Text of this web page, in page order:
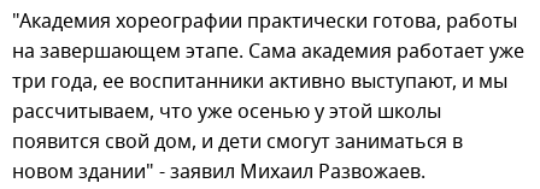
"Академия хореографии практически готова, работы
на завершающем этапе. Сама академия работает уже
три года, ее воспитанники активно выступают, и мы
рассчитываем, что уже осенью у этой школы
появится свой дом, и дети смогут заниматься в
новом здании" - заявил Михаил Развожаев.